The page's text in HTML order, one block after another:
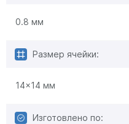
0.8 мм
Размер ячейки:
14x14 мм
Изготовлено по: